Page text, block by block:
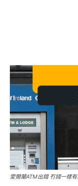
愛爾蘭ATM出錯 冇錢一樣